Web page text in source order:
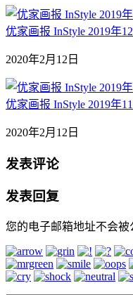
优家画报 InStyle 2019年
2020年2月12日
优家画报 InStyle 2019年
2020年2月12日
发表评论
发表回复
您的电子邮箱地址不会被